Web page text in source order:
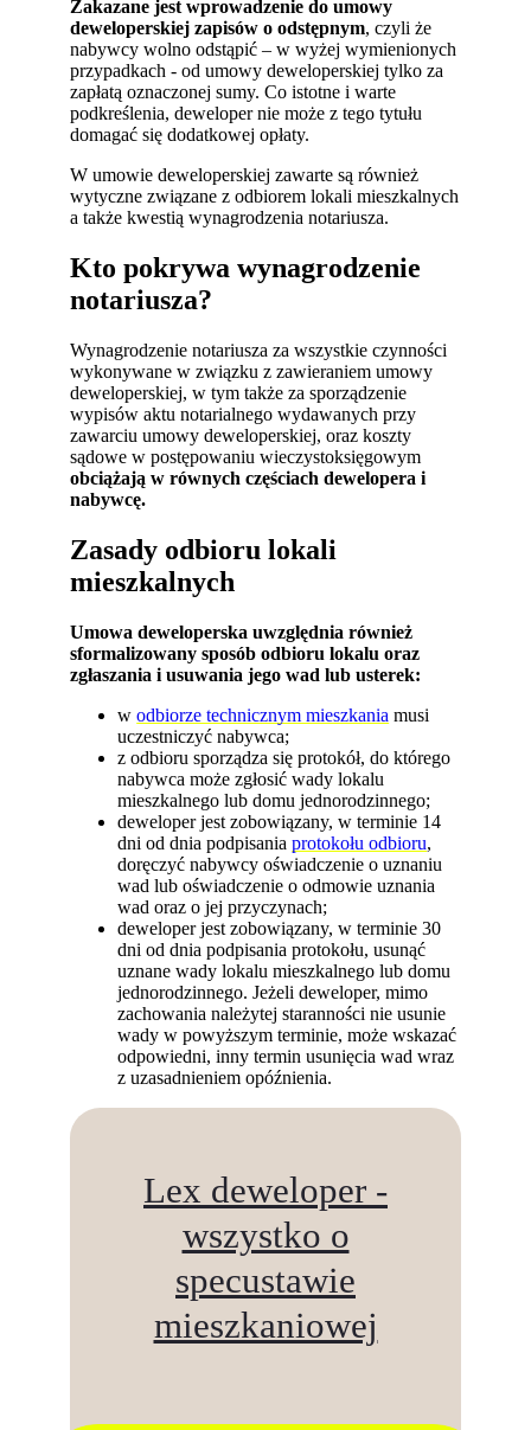
Zakazane jest wprowadzenie do umowy
deweloperskiej zapisów o odstępnym, czyli że
nabywcy wolno odstąpić – w wyżej wymienionych
przypadkach - od umowy deweloperskiej tylko za
zapłatą oznaczonej sumy. Co istotne i warte
podkreślenia, deweloper nie może z tego tytułu
domagać się dodatkowej opłaty.
W umowie deweloperskiej zawarte są również
wytyczne związane z odbiorem lokali mieszkalnych
a także kwestią wynagrodzenia notariusza.
Kto pokrywa wynagrodzenie
notariusza?
Wynagrodzenie notariusza za wszystkie czynności
wykonywane w związku z zawieraniem umowy
deweloperskiej, w tym także za sporządzenie
wypisów aktu notarialnego wydawanych przy
zawarciu umowy deweloperskiej, oraz koszty
sądowe w postępowaniu wieczystoksięgowym
obciążają w równych częściach dewelopera i
nabywcę.
Zasady odbioru lokali
mieszkalnych
Umowa deweloperska uwzględnia również
sformalizowany sposób odbioru lokalu oraz
zgłaszania i usuwania jego wad lub usterek:
wodbiorze technicznym mieszkania musi
uczestniczyć nabywca;
z odbioru sporządza się protokół, do którego
nabywca może zgłosić wady lokalu
mieszkalnego lub domu jednorodzinnego;
deweloper jest zobowiązany, w terminie 14
dni od dnia podpisaniaprotokołu odbioru,
doręczyć nabywcy oświadczenie o uznaniu
wad lub oświadczenie o odmowie uznania
wad oraz o jej przyczynach;
deweloper jest zobowiązany, w terminie 30
dni od dnia podpisania protokołu, usunąć
uznane wady lokalu mieszkalnego lub domu
jednorodzinnego. Jeżeli deweloper, mimo
zachowania należytej staranności nie usunie
wady w powyższym terminie, może wskazać
odpowiedni, inny termin usunięcia wad wraz
z uzasadnieniem opóźnienia.
Lex deweloper -
wszystko o
specustawie
mieszkaniowej